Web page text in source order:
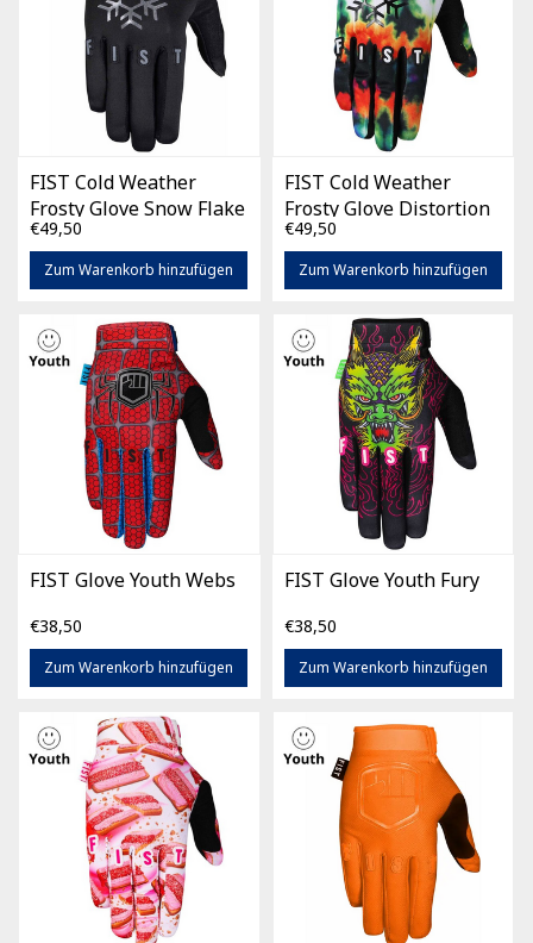
FIST Cold Weather
Frosty Glove Snow Flake
€49,50
Zum Warenkorb hinzufügen
FIST Cold Weather
Frosty Glove Distortion
€49,50
Zum Warenkorb hinzufügen
FIST Glove Youth Webs
€38,50
Zum Warenkorb hinzufügen
FIST Glove Youth Fury
€38,50
Zum Warenkorb hinzufügen